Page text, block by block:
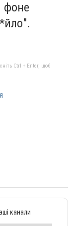
фоне
Ctrl + Enter, щоб
канали